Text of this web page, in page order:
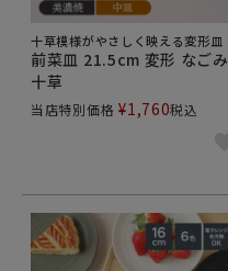
十草模様がやさしく映える変形皿
前菜皿 21.5cm 変形 なごみ
十草
当店特別価格 ¥1,760税込